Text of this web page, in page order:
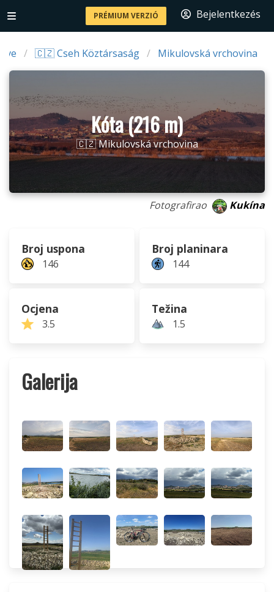
PRÉMIUM VERZIÓ Bejelentkezés
🇨🇿 Cseh Köztársaság Mikulovská vrchovina
Kóta (216 m)
🇨🇿 Mikulovská vrchovina
Fotografirao Kukína
Broj uspona
146
Broj planinara
144
Ocjena
3.5
Težina
1.5
Galerija